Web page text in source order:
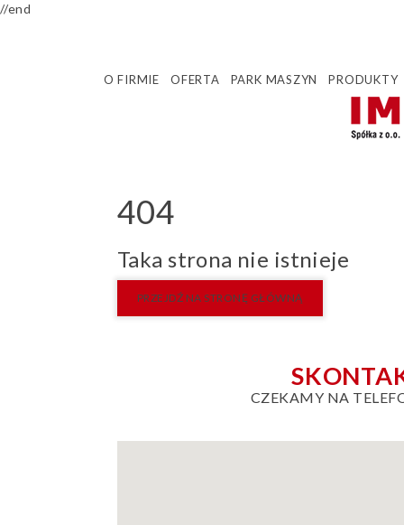
//end
O FIRMIE OFERTA PARK MASZYN PRODUKTY
404
Taka strona nie istnieje
PRZEJDŹ NA STRONĘ GŁÓWNĄ
CZEKAMY NA